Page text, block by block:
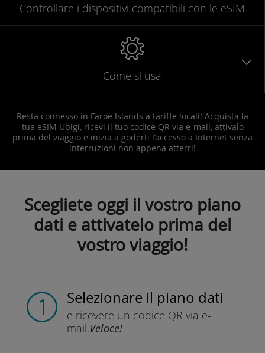
Controllare i dispositivi compatibili con le eSIM
Come si usa
Resta connesso in Faroe Islands a tariffe locali! Acquista la
tua eSIM Ubigi, ricevi il tuo codice QR via e-mail, attivalo
prima del viaggio e inizia a goderti l’accesso a Internet senza
interruzioni non appena atterri!
Scegliete oggi il vostro piano
dati e attivatelo prima del
vostro viaggio!
Selezionare il piano dati
e ricevere un codice QR via e-
mail.Veloce!